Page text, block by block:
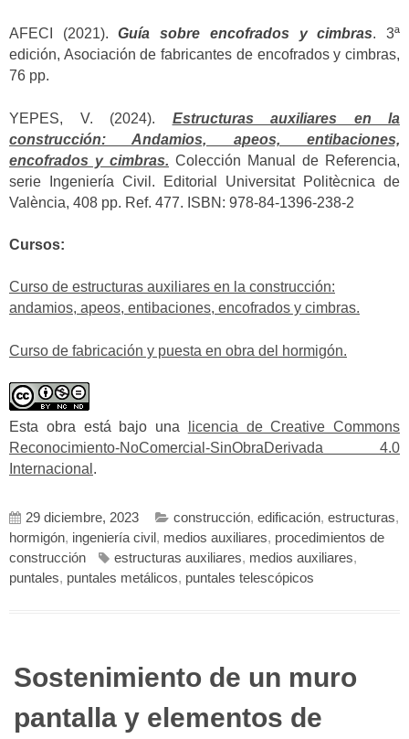
AFECI (2021).Guía sobre encofrados y cimbras. 3ª
edición, Asociación de fabricantes de encofrados y cimbras,
76 pp.
YEPES, V. (2024). Estructuras auxiliares en la
construcción: Andamios, apeos, entibaciones,
encofrados y cimbras. Colección Manual de Referencia,
serie Ingeniería Civil. Editorial Universitat Politècnica de
València, 408 pp. Ref. 477. ISBN: 978-84-1396-238-2
Cursos:
Curso de estructuras auxiliares en la construcción:
andamios, apeos, entibaciones, encofrados y cimbras.
Curso de fabricación y puesta en obra del hormigón.
Esta obra está bajo una
licencia de Creative Commons
Reconocimiento-NoComercial-SinObraDerivada 4.0
Internacional .
29 diciembre, 2023 construcción, edificación, estructuras,
hormigón, ingeniería civil, medios auxiliares, procedimientos de
construcción
estructuras auxiliares, medios auxiliares,
puntales, puntales metálicos, puntales telescópicos
Sostenimiento de un muro
pantalla y elementos de